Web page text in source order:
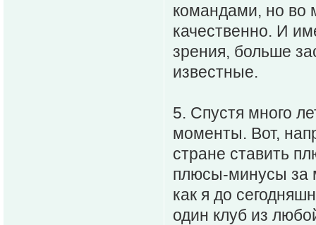
командами, но во
качественно. И
зрения, больше
известные.
5. Спустя много
моменты. Вот,
стране ставить
плюсы-минусы за
как я до
один клуб из